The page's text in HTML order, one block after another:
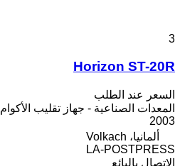
3
Horizon ST-20R
السعر عند الطلب
المعدات الصناعية - جهاز تقليب الأكوام
2003
ألمانيا، Volkach
LA-POSTPRESS
الاتصال بالبائع